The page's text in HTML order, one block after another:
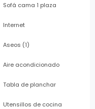
Sofá cama 1 plaza
Internet
Aseos (1)
Aire acondicionado
Tabla de planchar
Utensillos de cocina